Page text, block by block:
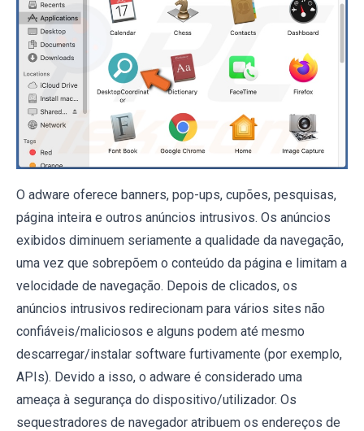
O adware oferece banners, pop-ups, cupões, pesquisas,
página inteira e outros anúncios intrusivos. Os anúncios
exibidos diminuem seriamente a qualidade da navegação,
uma vez que sobrepõem o conteúdo da página e limitam a
velocidade de navegação. Depois de clicados, os
anúncios intrusivos redirecionam para vários sites não
confiáveis/maliciosos e alguns podem até mesmo
descarregar/instalar software furtivamente (por exemplo,
APIs). Devido a isso, o adware é considerado uma
ameaça à segurança do dispositivo/utilizador. Os
sequestradores de navegador atribuem os endereços de